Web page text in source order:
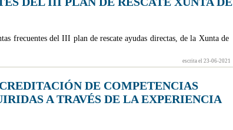
frecuentes del III plan de rescate ayudas directas, de la Xunta de
escrita el 23-06-2021
DE COMPETENCIAS
A TRAVÉS DE LA EXPERIENCIA